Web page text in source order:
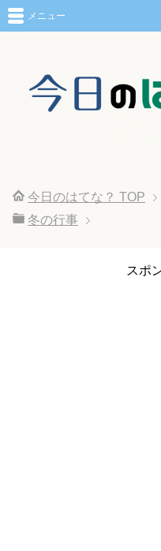
メニュー
今日のはてな？ TOP
冬の行事
スポ